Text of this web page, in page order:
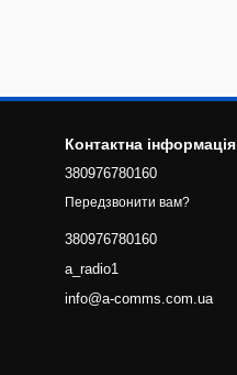
Контактна інформація
380976780160
Передзвонити вам?
380976780160
a_radio1
info@a-comms.com.ua